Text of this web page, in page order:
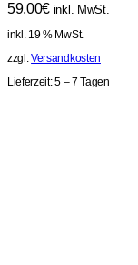
59,00€ inkl. MwSt.
inkl. 19 % MwSt.
zzgl.Versandkosten
Lieferzeit:5 – 7 Tagen